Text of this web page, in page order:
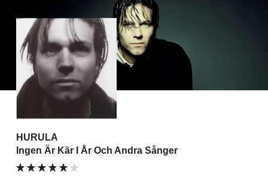
HURULA
Ingen Är Kär I År Och Andra Sånger